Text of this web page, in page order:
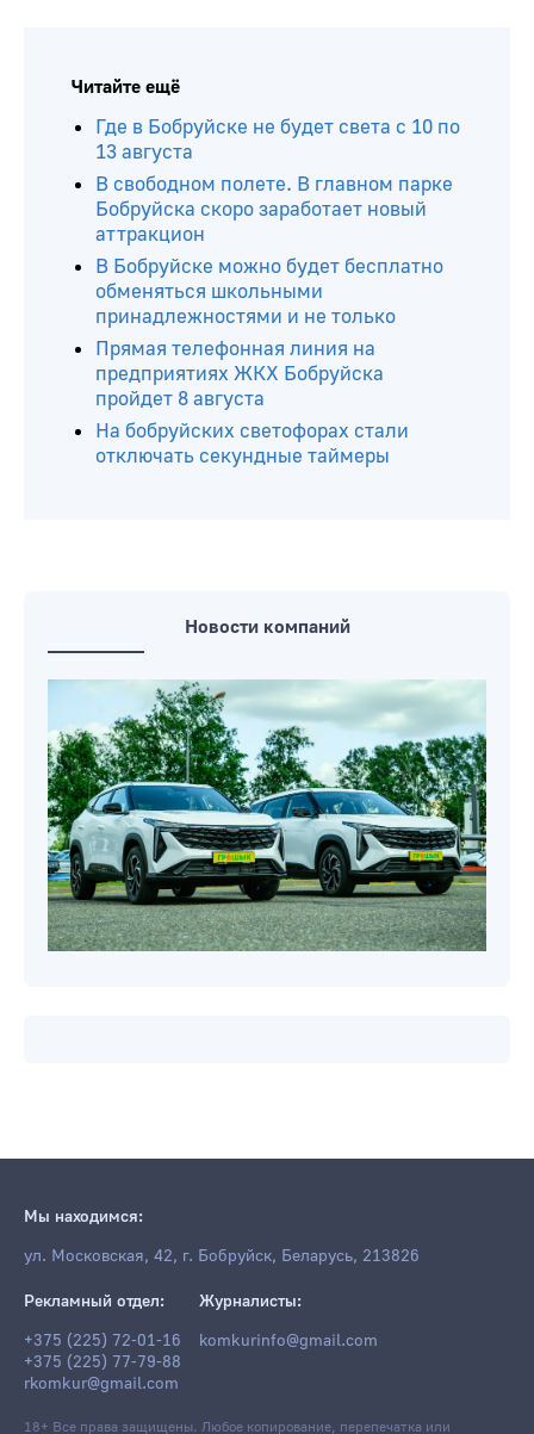
Читайте ещё
Где в Бобруйске не будет света с 10 по
13 августа
В свободном полете. В главном парке
Бобруйска скоро заработает новый
аттракцион
В Бобруйске можно будет бесплатно
обменяться школьными
отключать секундные таймеры
Новости компаний
Мы находимся:
ул. Московская, 42, г. Бобруйск, Беларусь, 213826